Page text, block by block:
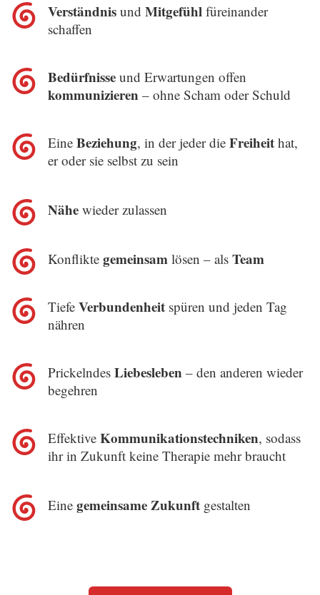
Verständnis und Mitgefühl füreinander
schaffen
Bedürfnisse und Erwartungen offen
kommunizieren – ohne Scham oder Schuld
Eine Beziehung, in der jeder die Freiheit hat,
er oder sie selbst zu sein
Nähe wieder zulassen
Konflikte gemeinsam lösen – als Team
Tiefe Verbundenheit spüren und jeden Tag
nähren
Prickelndes Liebesleben – den anderen wieder
begehren
Effektive Kommunikationstechniken, sodass
ihr in Zukunft keine Therapie mehr braucht
Eine gemeinsame Zukunft gestalten